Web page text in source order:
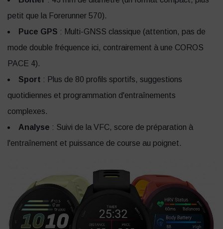
petit que la Forerunner 570).
Puce GPS : Multi-GNSS classique (attention, pas de
mode double fréquence ici, contrairement à une COROS
PACE 4).
Sport : Plus de 80 profils sportifs, suggestions
quotidiennes et programmation d'entraînements
complexes.
Analyse : Suivi de la VFC, score de préparation à
l'entraînement et puissance de course au poignet.